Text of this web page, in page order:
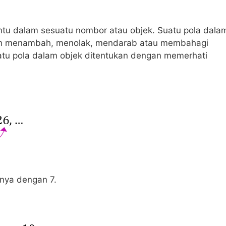
dalam sesuatu nombor atau objek. Suatu pola
menolak, mendarab atau membahagi
pola dalam objek ditentukan dengan memerhati
dengan 7.